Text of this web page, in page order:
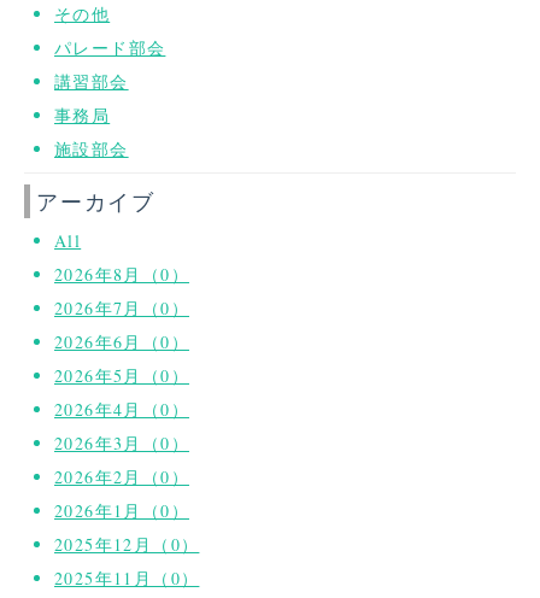
その他
パレード部会
講習部会
事務局
施設部会
アーカイブ
All
2026年8月（0）
2026年7月（0）
2026年6月（0）
2026年5月（0）
2026年4月（0）
2026年3月（0）
2026年2月（0）
2026年1月（0）
2025年12月（0）
2025年11月（0）